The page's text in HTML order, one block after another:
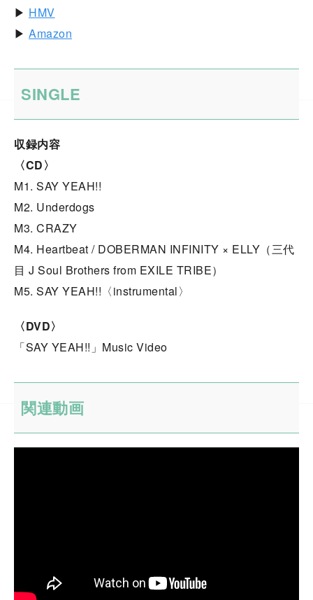
▶︎ HMV
▶︎ Amazon
SINGLE
収録内容
〈CD〉
M1. SAY YEAH!!
M2. Underdogs
M3. CRAZY
M4. Heartbeat / DOBERMAN INFINITY × ELLY（三代
目 J Soul Brothers from EXILE TRIBE）
M5. SAY YEAH!!〈instrumental〉
〈DVD〉
「SAY YEAH!!」Music Video
関連動画